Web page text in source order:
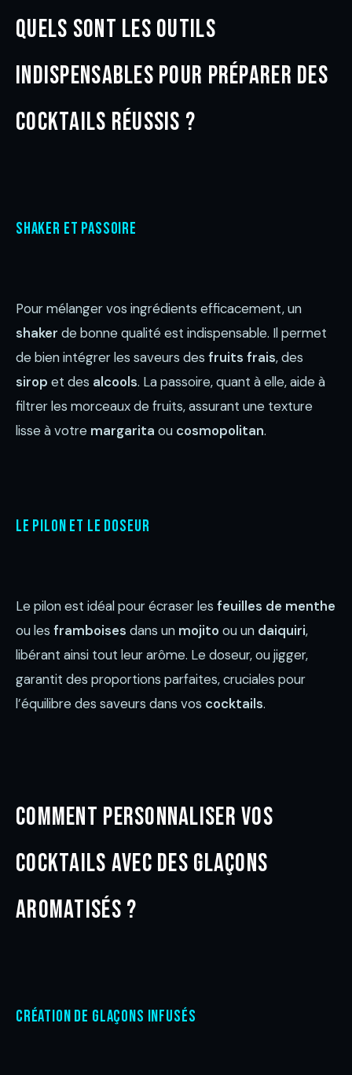
Quels sont les outils
indispensables pour préparer des
cocktails réussis ?
Shaker et passoire
Pour mélanger vos ingrédients efficacement, un
shaker de bonne qualité est indispensable. Il permet
de bien intégrer les saveurs des fruits frais, des
sirop et des alcools. La passoire, quant à elle, aide à
filtrer les morceaux de fruits, assurant une texture
lisse à votre margarita ou cosmopolitan.
Le pilon et le doseur
Le pilon est idéal pour écraser les feuilles de menthe
ou les framboises dans un mojito ou un daiquiri,
libérant ainsi tout leur arôme. Le doseur, ou jigger,
garantit des proportions parfaites, cruciales pour
l’équilibre des saveurs dans vos cocktails.
Comment personnaliser vos
cocktails avec des glaçons
aromatisés ?
Création de glaçons infusés